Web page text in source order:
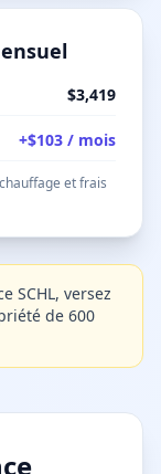
$3,419
+$103 / mois
et frais
SCHL, versez
de 600